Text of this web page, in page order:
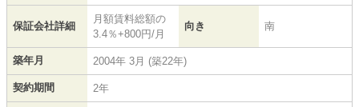
保証会社詳細
月額賃料総額の
3.4％+800円/月
向き 南
築年月 2004年 3月 (築22年)
契約期間 2年